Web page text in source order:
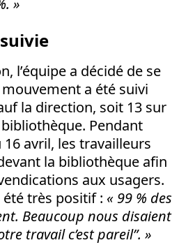
»
l’équipe a décidé de se
a été suivi
la direction, soit 13 sur
Pendant
avril, les travailleurs
la bibliothèque afin
aux usagers.
été très positif : « 99 % des
Beaucoup nous disaient
travail c’est pareil”. »